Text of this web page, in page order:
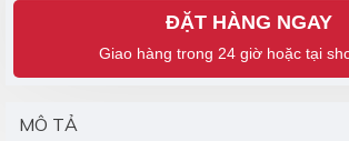
ĐẶT HÀNG NGAY
MÔ TẢ